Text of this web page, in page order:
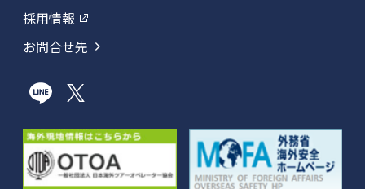
採用情報
お問合せ先